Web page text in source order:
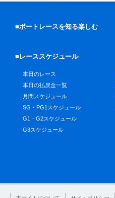
■ボートレースを知る楽しむ
■レーススケジュール
本日のレース
本日の払戻金一覧
月間スケジュール
SG・PG1スケジュール
G1・G2スケジュール
G3スケジュール